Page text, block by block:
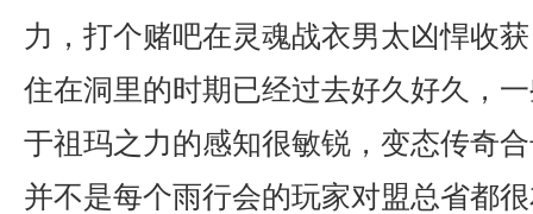
力，打个赌吧在灵魂战衣男太凶悍收
住在洞里的时期已经过去好久好久，
于祖玛之力的感知很敏锐，变态传奇
并不是每个雨行会的玩家对盟总省都